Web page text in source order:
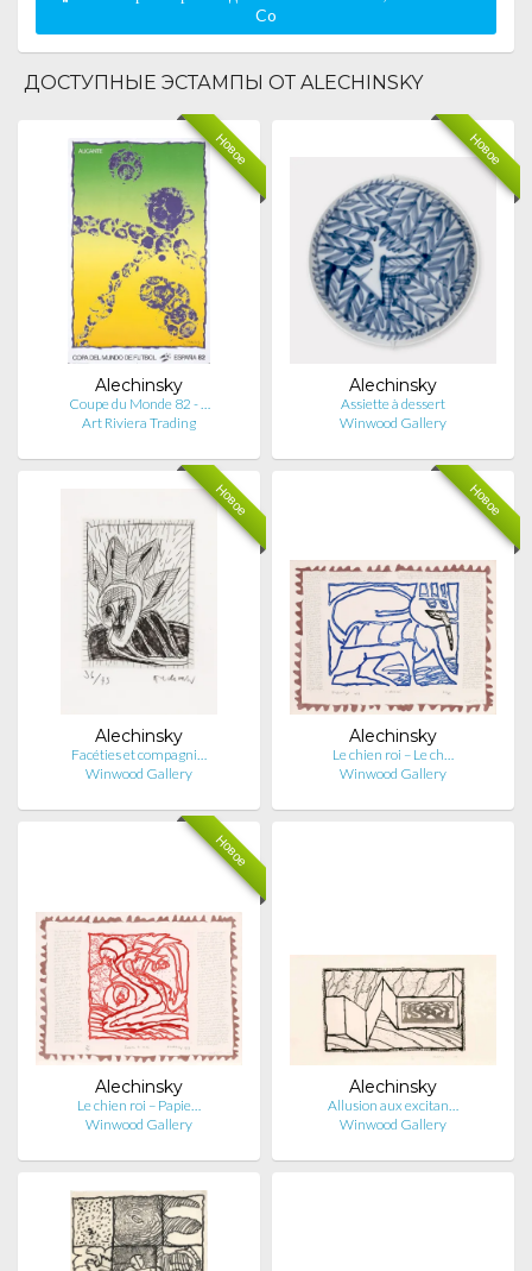
Co
ДОСТУПНЫЕ ЭСТАМПЫ ОТ ALECHINSKY
Новое
Alechinsky
Coupe du Monde 82 - …
Art Riviera Trading
Новое
Alechinsky
Assiette à dessert
Winwood Gallery
Новое
Alechinsky
Facéties et compagni…
Winwood Gallery
Новое
Alechinsky
Le chien roi – Le ch…
Winwood Gallery
Новое
Alechinsky
Le chien roi – Papie…
Winwood Gallery
Alechinsky
Allusion aux excitan…
Winwood Gallery